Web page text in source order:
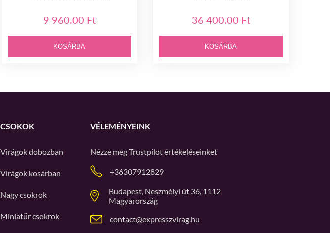
9 960.00 Ft
KOSÁRBA
36 400.00 Ft
KOSÁRBA
CSOKOK
Virágok dobozban
Virágok kosárban
Nagy csokrok
Miniatűr csokrok
VÉLEMÉNYEINK
Nézze megTrustpilotértékeléseinket
+36307912829
Budapest, Neszmélyi út 36, 1112
Magyarország
contact@expresszvirag.hu